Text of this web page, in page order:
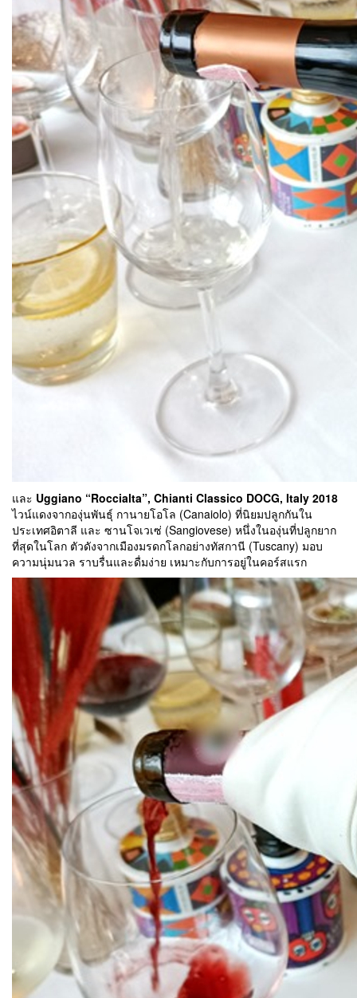
และ Uggiano “Roccialta”, Chianti Classico DOCG, Italy 2018
ไวน์แดงจากองุ่นพันธุ์ กานายโอโล (Canaiolo) ที่นิยมปลูกกันใน
ประเทศอิตาลี และ ซานโจเวเซ่ (Sangiovese) หนึ่งในองุ่นที่ปลูกยาก
ที่สุดในโลก ตัวดังจากเมืองมรดกโลกอย่างทัสกานี (Tuscany) มอบ
ความนุ่มนวล ราบรื่นและดื่มง่าย เหมาะกับการอยู่ในคอร์สแรก